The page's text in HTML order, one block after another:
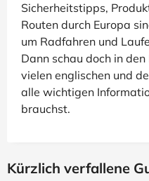
Sicherheitstipps,
Routen durch Europa
um Radfahren und
Dann schau doch in
vielen englischen und
alle wichtigen
brauchst.
Kürzlich verfallene